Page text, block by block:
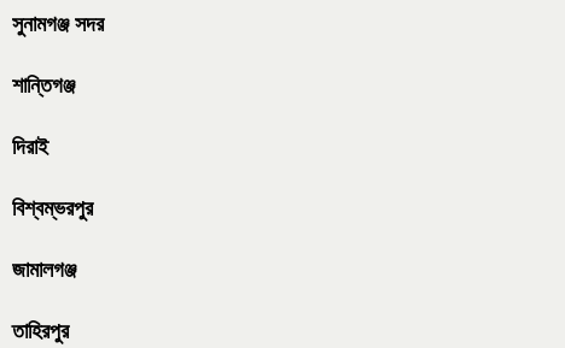
সুনামগঞ্জ সদর
শান্তিগঞ্জ
দিরাই
বিশ্বম্ভরপুর
জামালগঞ্জ
তাহিরপুর